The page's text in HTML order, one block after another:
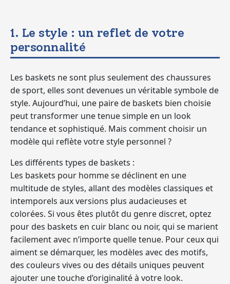
1. Le style : un reflet de votre
personnalité
Les baskets ne sont plus seulement des chaussures
de sport, elles sont devenues un véritable symbole de
style. Aujourd’hui, une paire de baskets bien choisie
peut transformer une tenue simple en un look
tendance et sophistiqué. Mais comment choisir un
modèle qui reflète votre style personnel ?
Les différents types de baskets :
Les baskets pour homme se déclinent en une
multitude de styles, allant des modèles classiques et
intemporels aux versions plus audacieuses et
colorées. Si vous êtes plutôt du genre discret, optez
pour des baskets en cuir blanc ou noir, qui se marient
facilement avec n’importe quelle tenue. Pour ceux qui
aiment se démarquer, les modèles avec des motifs,
des couleurs vives ou des détails uniques peuvent
ajouter une touche d’originalité à votre look.